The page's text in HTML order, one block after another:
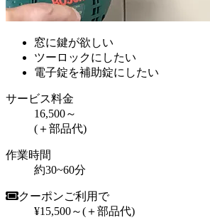
窓に鍵が欲しい
ツーロックにしたい
電子錠を補助錠にしたい
サービス料金
16,500～
(＋部品代)
作業時間
約30~60分
クーポンご利用で
¥15,500～(＋部品代)